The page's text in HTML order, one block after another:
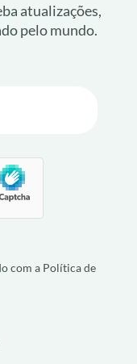
atualizações,
pelo mundo.
com a Política de